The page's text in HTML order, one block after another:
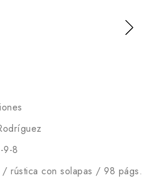
9-8
/ rústica con solapas / 98 págs.